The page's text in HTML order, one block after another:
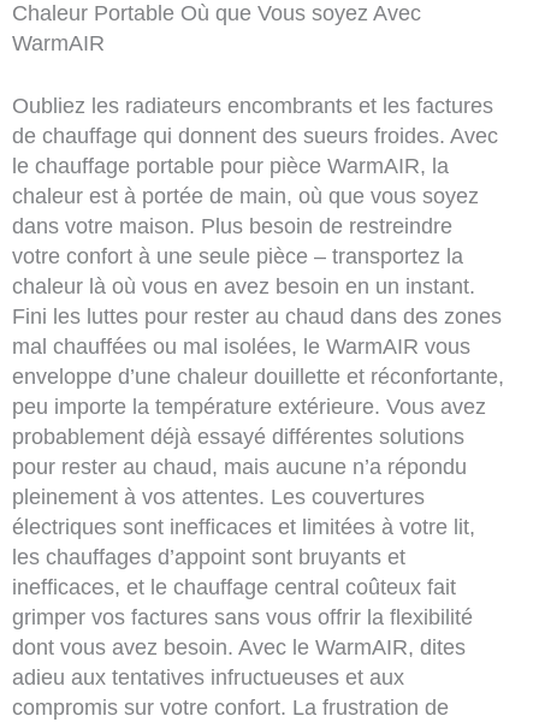
Chaleur Portable Où que Vous soyez Avec
WarmAIR
Oubliez les radiateurs encombrants et les factures
de chauffage qui donnent des sueurs froides. Avec
le chauffage portable pour pièce WarmAIR, la
chaleur est à portée de main, où que vous soyez
dans votre maison. Plus besoin de restreindre
votre confort à une seule pièce – transportez la
chaleur là où vous en avez besoin en un instant.
Fini les luttes pour rester au chaud dans des zones
mal chauffées ou mal isolées, le WarmAIR vous
enveloppe d’une chaleur douillette et réconfortante,
peu importe la température extérieure. Vous avez
probablement déjà essayé différentes solutions
pour rester au chaud, mais aucune n’a répondu
pleinement à vos attentes. Les couvertures
électriques sont inefficaces et limitées à votre lit,
les chauffages d’appoint sont bruyants et
inefficaces, et le chauffage central coûteux fait
grimper vos factures sans vous offrir la flexibilité
dont vous avez besoin. Avec le WarmAIR, dites
adieu aux tentatives infructueuses et aux
compromis sur votre confort. La frustration de